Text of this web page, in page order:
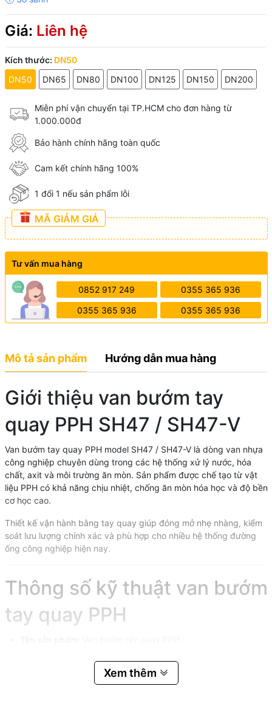
Giá: Liên hệ
Kích thước: DN50
DN50
DN65 DN80 DN100 DN125 DN150 DN200
Miễn phí vận chuyển tại TP.HCM cho đơn hàng từ
1.000.000đ
Bảo hành chính hãng toàn quốc
Cam kết chính hãng 100%
1 đổi 1 nếu sản phẩm lỗi
MÃ GIẢM GIÁ
Tư vấn mua hàng
0852 917 249 0355 365 936
0355 365 936 0355 365 936
Mô tả sản phẩm Hướng dẫn mua hàng
Giới thiệu van bướm tay
quay PPH SH47 / SH47-V
Van bướm tay quay PPH model SH47 / SH47-V là dòng van nhựa
công nghiệp chuyên dùng trong các hệ thống xử lý nước, hóa
chất, axit và môi trường ăn mòn. Sản phẩm được chế tạo từ vật
liệu PPH có khả năng chịu nhiệt, chống ăn mòn hóa học và độ bền
cơ học cao.
Thiết kế vận hành bằng tay quay giúp đóng mở nhẹ nhàng, kiểm
soát lưu lượng chính xác và phù hợp cho nhiều hệ thống đường
ống công nghiệp hiện nay.
Thông số kỹ thuật van bướm
tay quay PPH
Chất liệu thân van:PPH
DN50 đến DN200
Xem thêm